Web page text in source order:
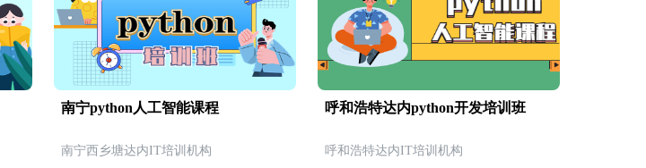
南宁python人工智能课程
南宁西乡塘达内IT培训机构
呼和浩特达内python开发培训班
呼和浩特达内IT培训机构